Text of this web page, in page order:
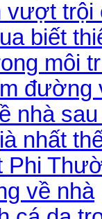
vượt trội
biết
môi
đường
nhà
nhất
về nhà